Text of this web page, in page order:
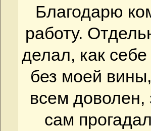
Благодарю
работу.
делал, как
без моей
всем
сам